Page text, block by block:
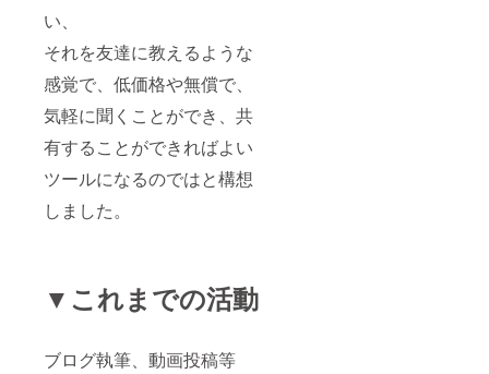
い、
それを友達に教えるような
感覚で、低価格や無償で、
気軽に聞くことができ、共
有することができればよい
ツールになるのではと構想
しました。
▼これまでの活動
ブログ執筆、動画投稿等